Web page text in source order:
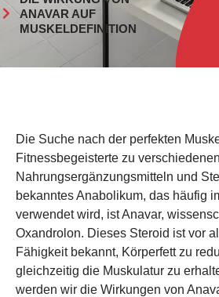
ANAVAR AUF
MUSKELDEFINITION
Die Suche nach der perfekten
Fitnessbegeisterte zu verschiedenen
Nahrungsergänzungsmitteln und
bekanntes Anabolikum, das häufig
verwendet wird, ist Anavar,
Oxandrolon. Dieses Steroid ist vor
Fähigkeit bekannt, Körperfett zu
gleichzeitig die Muskulatur zu
werden wir die Wirkungen von